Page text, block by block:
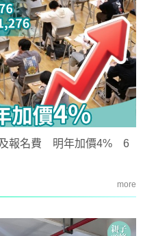
及報名費 明年加價4% 6
more